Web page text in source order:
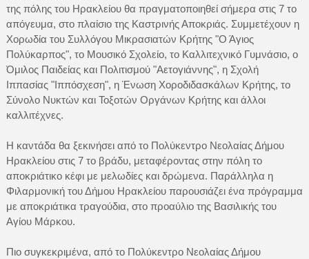
της πόλης του Ηρακλείου θα πραγματοποιηθεί σήμερα στις 7 το
απόγευμα, στο πλαίσιο της Καστρινής Αποκριάς. Συμμετέχουν η
Χορωδία του Συλλόγου Μικρασιατών Κρήτης "Ο Άγιος
Πολύκαρπος", το Μουσικό Σχολείο, το Καλλιτεχνικό Γυμνάσιο, ο
Όμιλος Παιδείας και Πολιτισμού "Αετογιάννης", η Σχολή
Ιππασίας "Ιππόσχεση", η Ένωση Χοροδιδασκάλων Κρήτης, το
Σύνολο Νυκτών και Τοξοτών Οργάνων Κρήτης και άλλοι
καλλιτέχνες.
Η καντάδα θα ξεκινήσει από το Πολύκεντρο Νεολαίας Δήμου
Ηρακλείου στις 7 το βράδυ, μεταφέροντας στην πόλη το
αποκριάτικο κέφι με μελωδίες και δρώμενα. Παράλληλα η
Φιλαρμονική του Δήμου Ηρακλείου παρουσιάζει ένα πρόγραμμα
με αποκριάτικα τραγούδια, στο προαύλιο της Βασιλικής του
Αγίου Μάρκου.
Πιο συγκεκριμένα, από το Πολύκεντρο Νεολαίας Δήμου